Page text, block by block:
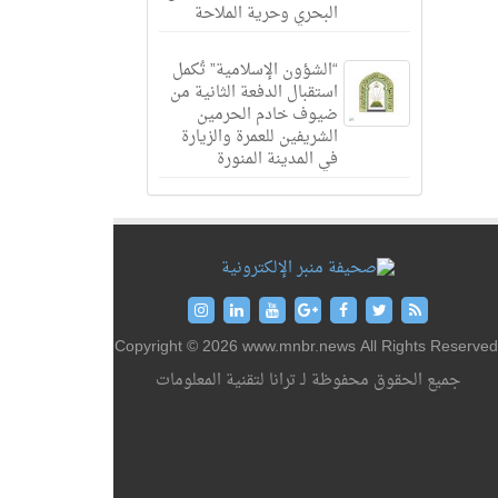
البحري وحرية الملاحة
“الشؤون الإسلامية” تُكمل
استقبال الدفعة الثانية من
ضيوف خادم الحرمين
الشريفين للعمرة والزيارة
في المدينة المنورة
Copyright © 2026 www.mnbr.news All Rights
جميع الحقوق محفوظة لـ ترانا لتقنية المعلومات